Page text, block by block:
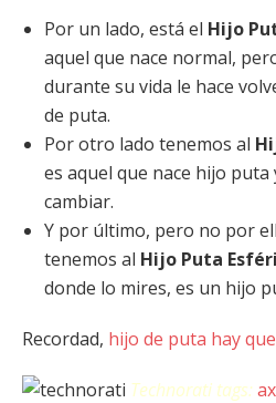
Por un lado, está el Hijo
aquel que nace normal,
durante su vida le hace
de puta.
Por otro lado tenemos al
es aquel que nace hijo puta
cambiar.
Y por último, pero no por
tenemos al Hijo Puta
donde lo mires, es un hijo
Recordad, hijo de puta hay
Technorati tags: